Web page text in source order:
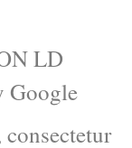
LD
Google